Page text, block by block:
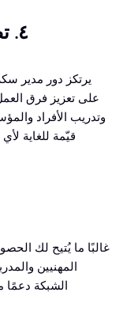
٤. تطوير مهارات القيادة الخادمة
يرتكز دور مدير
وتدريب الأفراد
قيّمة للغاية
غالبًا ما يُتيح لك
المهنيين
الشبكة دعمًا